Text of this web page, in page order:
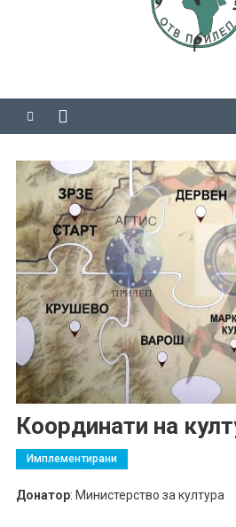
Координати на
Имплементирани
Донатор: Министерство за култура